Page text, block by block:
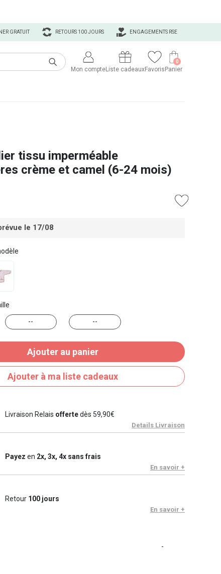
ENGAGEMENTS RSE
RETOURS 100 JOURS
GRATUIT
Mon compteListe cadeauxFavoris Panier
0
tissu imperméable
crème et camel (6-24 mois)
le 17/08
-- --
Ajouter au panier
Ajouter à ma liste cadeaux
Livraison Relais offertedès 59,90€
Details Livraison
Payez en 2x, 3x, 4x sans frais
En savoir +
Retour 100 jours
En savoir +
-